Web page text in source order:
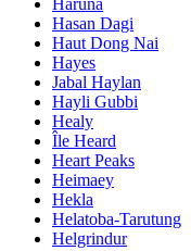
Hasan Dagi
Haut Dong Nai
Hayes
Jabal Haylan
Hayli Gubbi
Healy
Île Heard
Heart Peaks
Heimaey
Hekla
Helatoba-Tarutung
Helgrindur